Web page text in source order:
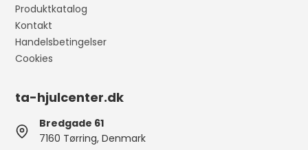
Produktkatalog
Kontakt
Handelsbetingelser
Cookies
ta-hjulcenter.dk
Bredgade 61
7160 Tørring, Denmark